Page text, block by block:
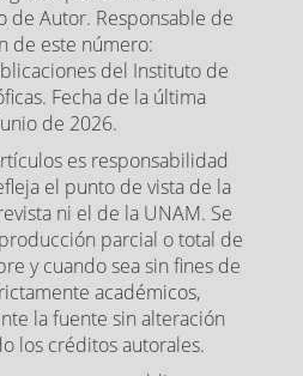
de Autor. Responsable de
de este número:
del Instituto de
Fecha de la última
de 2026.
es responsabilidad
el punto de vista de la
ni el de la UNAM. Se
parcial o total de
y cuando sea sin fines de
académicos,
la fuente sin alteración
los créditos autorales.